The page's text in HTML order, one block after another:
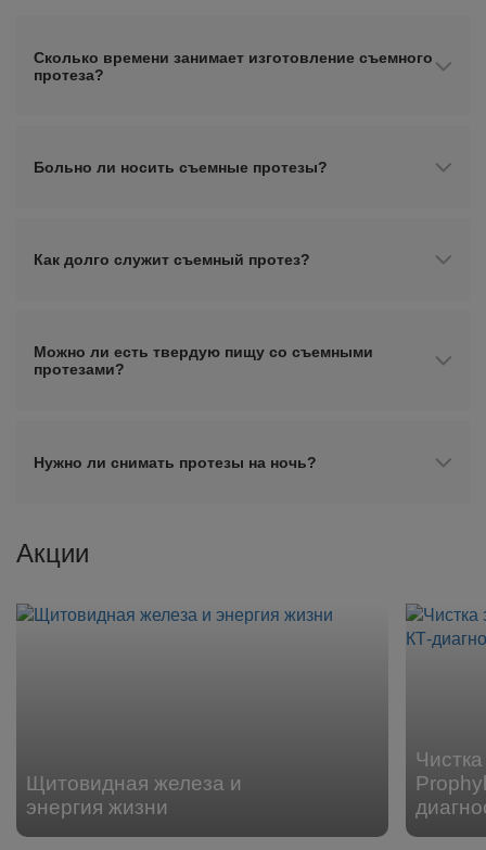
Сколько времени занимает изготовление съемного
протеза?
Больно ли носить съемные протезы?
Как долго служит съемный протез?
Можно ли есть твердую пищу со съемными
протезами?
Нужно ли снимать протезы на ночь?
Акции
Щитовидная железа и
энергия жизни